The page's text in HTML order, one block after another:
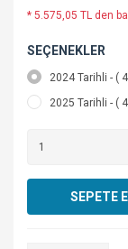
* 5.575,05 TL den
SEÇENEKLER
2024 Tarihli - (
2025 Tarihli - (
SEPETE